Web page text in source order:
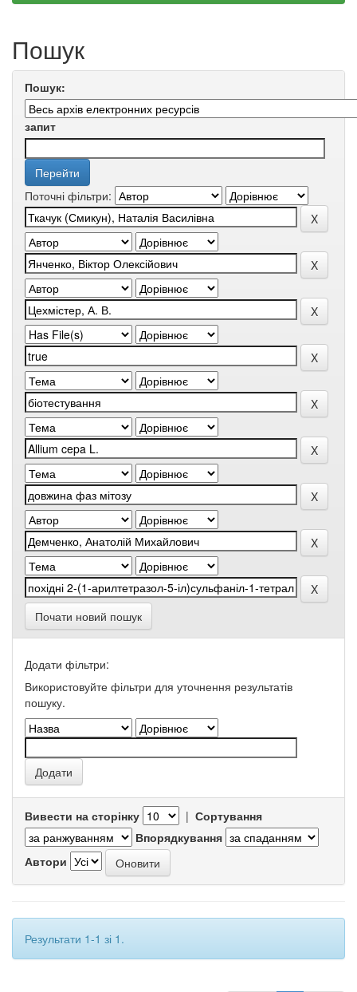
Пошук
Пошук:
запит
Поточні фільтри:
Почати новий пошук
Додати фільтри:
Використовуйте фільтри для уточнення результатів
пошуку.
Вивести на сторінку | Сортування
Впорядкування
Автори
Результати 1-1 зі 1.